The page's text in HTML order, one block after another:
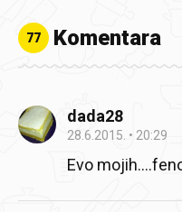
77 Komentara
dada28
28.6.2015. 20:29
Evo